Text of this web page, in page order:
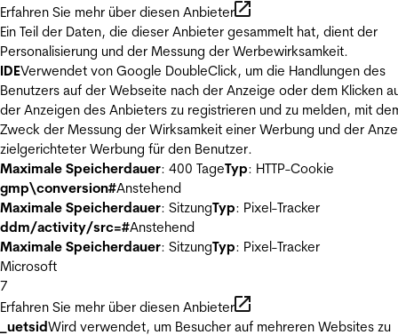
Erfahren Sie mehr über diesen Anbieter
Ein Teil der Daten, die dieser Anbieter gesammelt hat, dient der
Personalisierung und der Messung der Werbewirksamkeit.
IDEVerwendet von Google DoubleClick, um die Handlungen des
Benutzers auf der Webseite nach der Anzeige oder dem Klicken
der Anzeigen des Anbieters zu registrieren und zu melden, mit
Zweck der Messung der Wirksamkeit einer Werbung und der
zielgerichteter Werbung für den Benutzer.
Maximale Speicherdauer: 400 TageTyp: HTTP-Cookie
gmp\conversion#Anstehend
Maximale Speicherdauer: SitzungTyp: Pixel-Tracker
ddm/activity/src=#Anstehend
Maximale Speicherdauer: SitzungTyp: Pixel-Tracker
Microsoft
7
Erfahren Sie mehr über diesen Anbieter
_uetsidWird verwendet, um Besucher auf mehreren Websites zu